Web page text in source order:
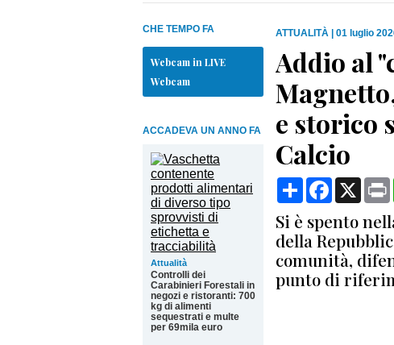
CHE TEMPO FA
Webcam in LIVE
Webcam
ACCADEVA UN ANNO FA
Attualità
Controlli dei
Carabinieri Forestali in
negozi e ristoranti: 700
kg di alimenti
sequestrati e multe
per 69mila euro
ATTUALITÀ 01 luglio
Addio al
e storico
Calcio
CondividiFacebook
X
Si è spento
della
comunità,
punto di